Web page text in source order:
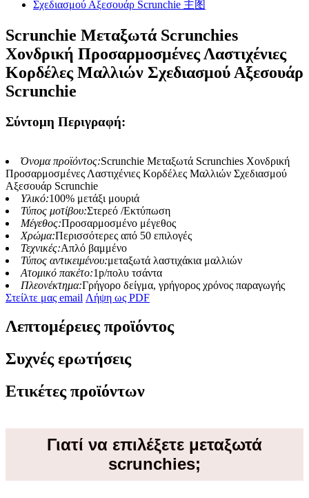
Scrunchie Μεταξωτά Scrunchies
Χονδρική Προσαρμοσμένες Λαστιχένιες
Κορδέλες Μαλλιών Σχεδιασμού Αξεσουάρ
Scrunchie
Σύντομη Περιγραφή:
Όνομα προϊόντος:Scrunchie Μεταξωτά Scrunchies Χονδρική
Προσαρμοσμένες Λαστιχένιες Κορδέλες Μαλλιών Σχεδιασμού
Αξεσουάρ Scrunchie
Υλικό:100% μετάξι μουριά
Τύπος μοτίβου:Στερεό /Εκτύπωση
Μέγεθος:Προσαρμοσμένο μέγεθος
Χρώμα:Περισσότερες από 50 επιλογές
Τεχνικές:Απλό βαμμένο
Τύπος αντικειμένου:μεταξωτά λαστιχάκια μαλλιών
Ατομικό πακέτο:1p/πολυ τσάντα
Πλεονέκτημα:Γρήγορο δείγμα, γρήγορος χρόνος παραγωγής
Στείλτε μας email Λήψη ως PDF
Λεπτομέρειες προϊόντος
Συχνές ερωτήσεις
Ετικέτες προϊόντων
Γιατί να επιλέξετε μεταξωτά
scrunchies;